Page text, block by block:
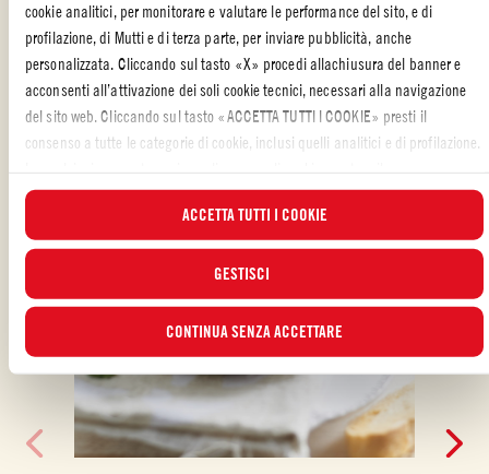
cookie analitici, per monitorare e valutare le performance del sito, e di
profilazione, di Mutti e di terza parte, per inviare pubblicità, anche
personalizzata. Cliccando sul tasto «X» procedi allachiusura del banner e
acconsenti all’attivazione dei soli cookie tecnici, necessari alla navigazione
del sito web. Cliccando sul tasto «ACCETTA TUTTI I COOKIE» presti il
consenso a tutte le categorie di cookie, inclusi quelli analitici e di profilazione.
visualizzare l’elenco aggiornato dei cookie attraverso il pulsante “GESTISCI”.
Per maggiori informazioni, ti invitiamo a leggere la nostra
ACCETTA TUTTI I COOKIE
GESTISCI
CONTINUA SENZA ACCETTARE
ALTRE RICETTE REALIZZATE CON